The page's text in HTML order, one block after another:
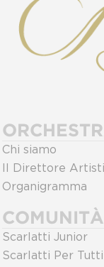
Chi siamo
Il Direttore
Organigramma
Scarlatti Junior
Scarlatti Per Tutti